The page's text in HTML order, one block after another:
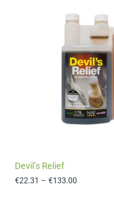
Devil’s Relief
€22.31 – €133.00